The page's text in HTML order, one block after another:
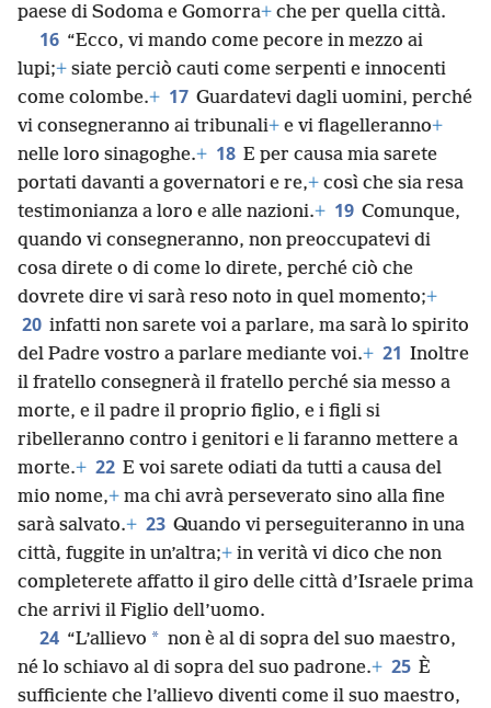
paese di Sodoma e Gomorra+ che per quella città.
16 “Ecco, vi mando come pecore in mezzo ai
lupi;+ siate perciò cauti come serpenti e innocenti
come colombe.+ 17 Guardatevi dagli uomini, perché
vi consegneranno ai tribunali+ e vi flagelleranno+
nelle loro sinagoghe.+ 18 E per causa mia sarete
portati davanti a governatori e re,+ così che sia resa
testimonianza a loro e alle nazioni.+ 19 Comunque,
quando vi consegneranno, non preoccupatevi di
cosa direte o di come lo direte, perché ciò che
dovrete dire vi sarà reso noto in quel momento;+
20 infatti non sarete voi a parlare, ma sarà lo spirito
del Padre vostro a parlare mediante voi.+ 21 Inoltre
il fratello consegnerà il fratello perché sia messo a
morte, e il padre il proprio figlio, e i figli si
ribelleranno contro i genitori e li faranno mettere a
morte.+ 22 E voi sarete odiati da tutti a causa del
mio nome,+ ma chi avrà perseverato sino alla fine
sarà salvato.+ 23 Quando vi perseguiteranno in una
città, fuggite in un’altra;+ in verità vi dico che non
completerete affatto il giro delle città d’Israele prima
che arrivi il Figlio dell’uomo.
24 “L’allievo * non è al di sopra del suo maestro,
né lo schiavo al di sopra del suo padrone.+ 25 È
sufficiente che l’allievo diventi come il suo maestro,